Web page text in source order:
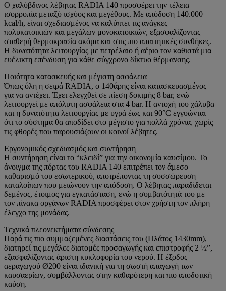
Ο χαλύβδινος λέβητας RADIA 140 προσφέρει την τέλεια
ισορροπία μεταξύ ισχύος και μεγέθους. Με απόδοση 140.000
kcal/h, είναι σχεδιασμένος να καλύπτει τις ανάγκες
πολυκατοικιών και μεγάλων μονοκατοικιών, εξασφαλίζοντας
σταθερή θερμοκρασία ακόμα και στις πιο απαιτητικές συνθήκες.
Η δυνατότητα λειτουργίας με πετρέλαιο ή αέριο τον καθιστά μια
ευέλικτη επένδυση για κάθε σύγχρονο δίκτυο θέρμανσης.
Ποιότητα κατασκευής και μέγιστη ασφάλεια
Όπως όλη η σειρά RADIA, ο 140άρης είναι κατασκευασμένος
για να αντέχει. Έχει ελεγχθεί σε πίεση δοκιμής 8 bar, ενώ
λειτουργεί με απόλυτη ασφάλεια στα 4 bar. Η αντοχή του χάλυβα
και η δυνατότητα λειτουργίας με υγρά έως και 90°C εγγυώνται
ότι το σύστημα θα αποδίδει στο μέγιστο για πολλά χρόνια, χωρίς
τις φθορές που παρουσιάζουν οι κοινοί λέβητες.
Εργονομικός σχεδιασμός και συντήρηση
Η συντήρηση είναι το “κλειδί” για την οικονομία καυσίμου. Το
άνοιγμα της πόρτας του RADIA 140 επιτρέπει τον άμεσο
καθαρισμό του εσωτερικού, αποτρέποντας τη συσσώρευση
καταλοίπων που μειώνουν την απόδοση. Ο λέβητας παραδίδεται
δεμένος, έτοιμος για εγκατάσταση, ενώ η συμβατότητά του με
τον πίνακα οργάνων RADIA προσφέρει στον χρήστη τον πλήρη
έλεγχο της μονάδας.
Τεχνικά πλεονεκτήματα σύνδεσης
Παρά τις πιο συμμαζεμένες διαστάσεις του (Πλάτος 1430mm),
διατηρεί τις μεγάλες διατομές προσαγωγής και επιστροφής 2 ½”,
εξασφαλίζοντας άριστη κυκλοφορία του νερού. Η έξοδος
αεραγωγού Ø200 είναι ιδανική για τη σωστή απαγωγή των
καυσαερίων, συμβάλλοντας στην καθαρότερη και πιο αποδοτική
καύση.